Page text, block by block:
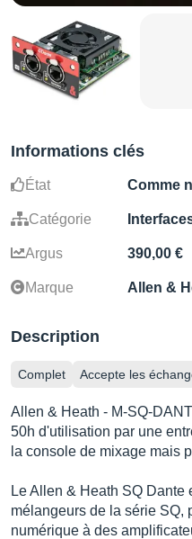
Informations clés
État Comme
Catégorie
Argus 390,00 €
Marque Allen &
Description
Complet Accepte les
Allen & Heath - M-SQ-
50h d'utilisation par une
la console de mixage mais
Le Allen & Heath SQ
mélangeurs de la série SQ,
numérique à des